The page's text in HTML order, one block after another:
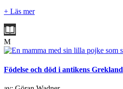
+ Läs mer
M
Födelse och död i antikens Grekland